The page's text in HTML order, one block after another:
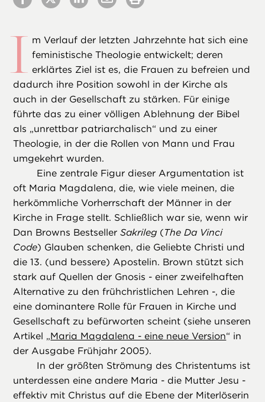
I m Verlauf der letzten Jahrzehnte hat sich eine
feministische Theologie entwickelt; deren
erklärtes Ziel ist es, die Frauen zu befreien und
dadurch ihre Position sowohl in der Kirche als
auch in der Gesellschaft zu stärken. Für einige
führte das zu einer völligen Ablehnung der Bibel
als „unrettbar patriarchalisch“ und zu einer
Theologie, in der die Rollen von Mann und Frau
umgekehrt wurden.
Eine zentrale Figur dieser Argumentation ist
oft Maria Magdalena, die, wie viele meinen, die
herkömmliche Vorherrschaft der Männer in der
Kirche in Frage stellt. Schließlich war sie, wenn wir
Dan Browns BestsellerSakrileg (The Da Vinci
Code) Glauben schenken, die Geliebte Christi und
die 13. (und bessere) Apostelin. Brown stützt sich
stark auf Quellen der Gnosis - einer zweifelhaften
Alternative zu den frühchristlichen Lehren -, die
eine dominantere Rolle für Frauen in Kirche und
Gesellschaft zu befürworten scheint (siehe unseren
Artikel „Maria Magdalena - eine neue Version“ in
der Ausgabe Frühjahr 2005).
In der größten Strömung des Christentums ist
unterdessen eine andere Maria - die Mutter Jesu -
effektiv mit Christus auf die Ebene der Miterlöserin